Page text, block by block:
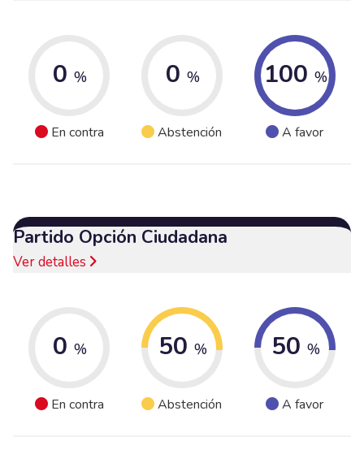
0 %
En contra
0 %
Abstención
100 %
A favor
Partido Opción Ciudadana
Ver detalles
0 %
En contra
50 %
Abstención
50 %
A favor